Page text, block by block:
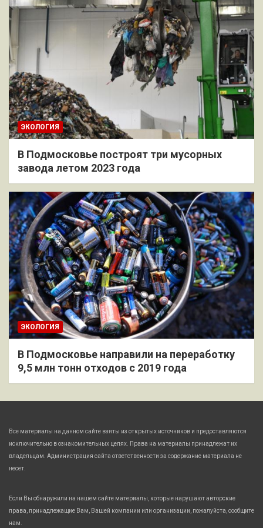
ЭКОЛОГИЯ
В Подмосковье построят три мусорных
завода летом 2023 года
ЭКОЛОГИЯ
В Подмосковье направили на переработку
9,5 млн тонн отходов с 2019 года
Все материалы на данном сайте взяты из открытых источников и предоставляются
исключительно в ознакомительных целях. Права на материалы принадлежат их
владельцам. Администрация сайта ответственности за содержание материала не
несет.
Если Вы обнаружили на нашем сайте материалы, которые нарушают авторские
права, принадлежащие Вам, Вашей компании или организации, пожалуйста, сообщите
нам.